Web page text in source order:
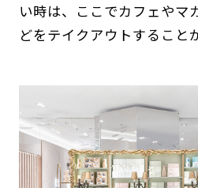
い時は、ここでカフェやマ
どをテイクアウトすること